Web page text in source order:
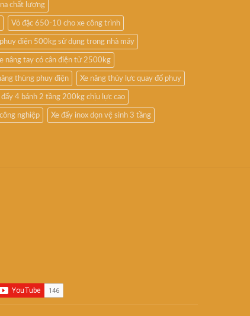
chất lượng
Vỏ đặc 650-10 cho xe công trình
phuy điện 500kg sử dụng trong nhà máy
nâng tay có cân điện tử 2500kg
thùng phuy điện Xe nâng thủy lực quay đổ phuy
đẩy 4 bánh 2 tầng 200kg chịu lực cao
nghiệp Xe đẩy inox dọn vệ sinh 3 tầng